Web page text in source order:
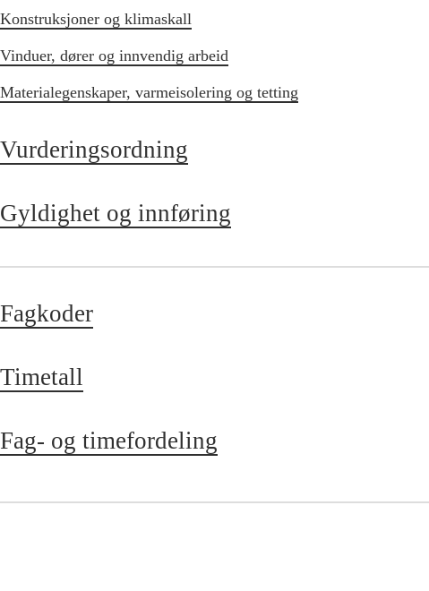
Konstruksjoner og klimaskall
Vinduer, dører og innvendig arbeid
Materialegenskaper, varmeisolering og tetting
Vurderingsordning
Gyldighet og innføring
Fagkoder
Timetall
Fag- og timefordeling